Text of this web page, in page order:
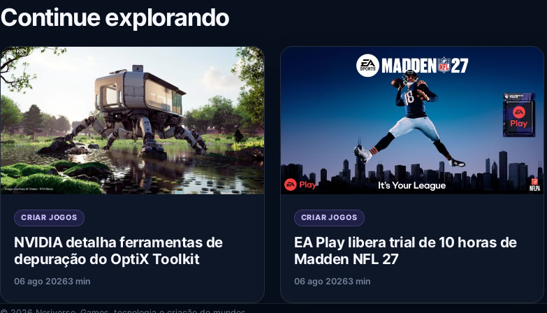
Continue explorando
CRIAR JOGOS
NVIDIA detalha ferramentas de
depuração do OptiX Toolkit
06 ago 20263 min
CRIAR JOGOS
EA Play libera trial de 10 horas de
Madden NFL 27
06 ago 20263 min